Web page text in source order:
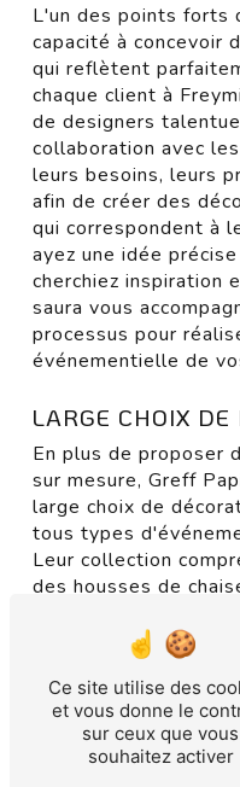
L'un des points forts
capacité à concevoir
qui reflètent
chaque client à
de designers
collaboration avec
leurs besoins, leurs
afin de créer des
qui correspondent à
ayez une idée
cherchiez inspiration
saura vous
processus pour
événementielle de
LARGE CHOIX DE
En plus de proposer
sur mesure, Greff
large choix de
tous types
Leur collection
des housses de
de table, des
des lanternes, des
tentures, des
Avec des options
Papiers vous
d'embellir votre
vos besoins.
Ce site utilise des
et vous donne le
sur ceux que vous
souhaitez activer